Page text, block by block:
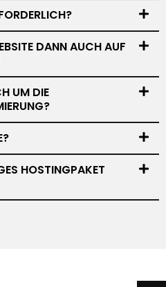
DANN AUCH AUF
UM DIE
HOSTINGPAKET